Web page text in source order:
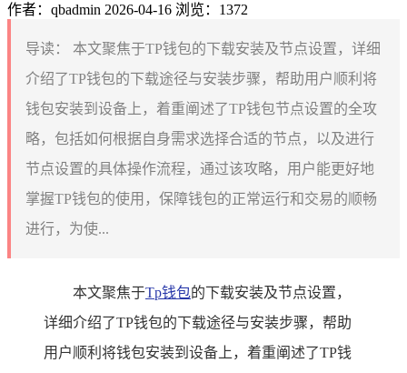
作者：qbadmin 2026-04-16 浏览：1372
导读：
本文聚焦于TP钱包的下载安装及节点设置，详细
介绍了TP钱包的下载途径与安装步骤，帮助用户顺利将
钱包安装到设备上，着重阐述了TP钱包节点设置的全攻
略，包括如何根据自身需求选择合适的节点，以及进行
节点设置的具体操作流程，通过该攻略，用户能更好地
掌握TP钱包的使用，保障钱包的正常运行和交易的顺畅
进行，为使...
本文聚焦于Tp钱包的下载安装及节点设置，
详细介绍了TP钱包的下载途径与安装步骤，帮助
用户顺利将钱包安装到设备上，着重阐述了TP钱